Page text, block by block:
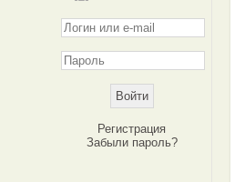
Регистрация
Забыли пароль?